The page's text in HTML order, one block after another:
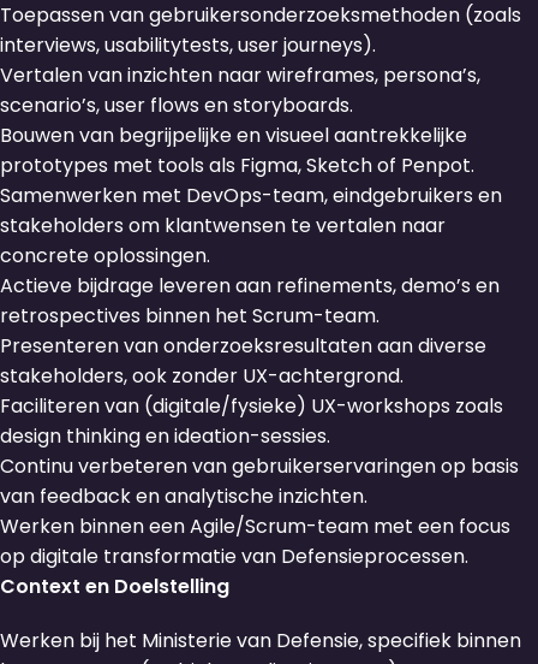
Toepassen van gebruikersonderzoeksmethoden (zoals
interviews, usabilitytests, user journeys).
Vertalen van inzichten naar wireframes, persona’s,
scenario’s, user flows en storyboards.
Bouwen van begrijpelijke en visueel aantrekkelijke
prototypes met tools als Figma, Sketch of Penpot.
Samenwerken met DevOps-team, eindgebruikers en
stakeholders om klantwensen te vertalen naar
concrete oplossingen.
Actieve bijdrage leveren aan refinements, demo’s en
retrospectives binnen het Scrum-team.
Presenteren van onderzoeksresultaten aan diverse
stakeholders, ook zonder UX-achtergrond.
Faciliteren van (digitale/fysieke) UX-workshops zoals
design thinking en ideation-sessies.
Continu verbeteren van gebruikerservaringen op basis
van feedback en analytische inzichten.
Werken binnen een Agile/Scrum-team met een focus
op digitale transformatie van Defensieprocessen.
Context en Doelstelling
Werken bij het Ministerie van Defensie, specifiek binnen